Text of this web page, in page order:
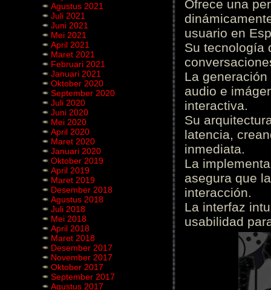
Agustus 2021
Juli 2021
Juni 2021
Mei 2021
April 2021
Maret 2021
Februari 2021
Januari 2021
Oktober 2020
September 2020
Juli 2020
Juni 2020
Mei 2020
April 2020
Maret 2020
Januari 2020
Oktober 2019
April 2019
Maret 2019
Desember 2018
Agustus 2018
Juli 2018
Mei 2018
April 2018
Maret 2018
Desember 2017
November 2017
Oktober 2017
September 2017
Agustus 2017
Ofrece una
usuario en
Su tecnología
La
audio e
interactiva.
Su
latencia,
inmediata.
La
asegura que
interacción.
La interfaz
usabilidad